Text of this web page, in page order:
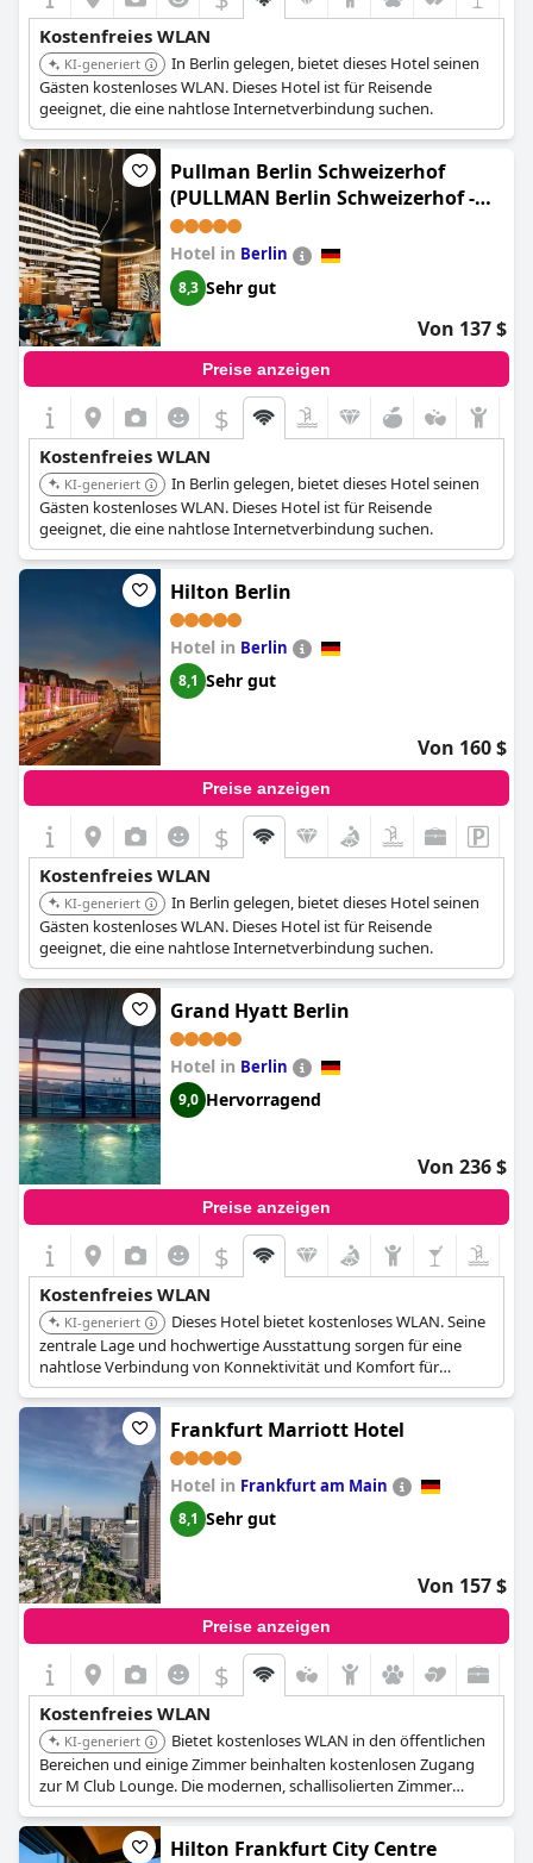
Kostenfreies WLAN
KI-generiert
In Berlin gelegen, bietet dieses Hotel seinen
Gästen kostenloses WLAN. Dieses Hotel ist für Reisende
geeignet, die eine nahtlose Internetverbindung suchen.
Pullman Berlin Schweizerhof
(PULLMAN Berlin Schweizerhof -
City Center, Zoo und
Kurfürstendamm)
Hotel in Berlin
8,3 Sehr gut
Von 137 $
Preise anzeigen
$
Kostenfreies WLAN
KI-generiert
In Berlin gelegen, bietet dieses Hotel seinen
Gästen kostenloses WLAN. Dieses Hotel ist für Reisende
geeignet, die eine nahtlose Internetverbindung suchen.
Hilton Berlin
Hotel in Berlin
8,1 Sehr gut
Von 160 $
Preise anzeigen
$
Kostenfreies WLAN
KI-generiert
In Berlin gelegen, bietet dieses Hotel seinen
Gästen kostenloses WLAN. Dieses Hotel ist für Reisende
geeignet, die eine nahtlose Internetverbindung suchen.
Grand Hyatt Berlin
Hotel in Berlin
9,0 Hervorragend
Von 236 $
Preise anzeigen
$
Kostenfreies WLAN
KI-generiert
Dieses Hotel bietet kostenloses WLAN. Seine
zentrale Lage und hochwertige Ausstattung sorgen für eine
nahtlose Verbindung von Konnektivität und Komfort für
Geschäfts- und Freizeitreisende.
Frankfurt Marriott Hotel
Hotel in Frankfurt am Main
8,1 Sehr gut
Von 157 $
Preise anzeigen
$
Kostenfreies WLAN
KI-generiert
Bietet kostenloses WLAN in den öffentlichen
Bereichen und einige Zimmer beinhalten kostenlosen Zugang
zur M Club Lounge. Die modernen, schallisolierten Zimmer
verfügen zudem über Flachbild-Sat-TVs, was sie sowohl für
Arbeit als auch für Freizeit ideal macht.
Hilton Frankfurt City Centre